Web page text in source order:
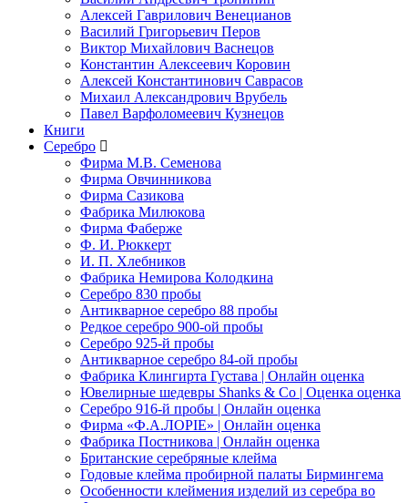
Алексей Гаврилович Венецианов
Василий Григорьевич Перов
Виктор Михайлович Васнецов
Константин Алексеевич Коровин
Алексей Константинович Саврасов
Михаил Александрович Врубель
Павел Варфоломеевич Кузнецов
Книги
Серебро
Фирма М.В. Семенова
Фирма Овчинникова
Фирма Сазикова
Фабрика Милюкова
Фирма Фаберже
Ф. И. Рюккерт
И. П. Хлебников
Фабрика Немирова Колодкина
Серебро 830 пробы
Антикварное серебро 88 пробы
Редкое серебро 900-ой пробы
Серебро 925-й пробы
Антикварное серебро 84-ой пробы
Фабрика Клингирта Густава | Онлайн оценка
Ювелирные шедевры Shanks & Co | Оценка оценка
Серебро 916-й пробы | Онлайн оценка
Фирма «Ф.А.ЛОРIЕ» | Онлайн оценка
Фабрика Постникова | Онлайн оценка
Британские серебряные клейма
Годовые клейма пробирной палаты Бирмингема
Особенности клеймения изделий из серебра во